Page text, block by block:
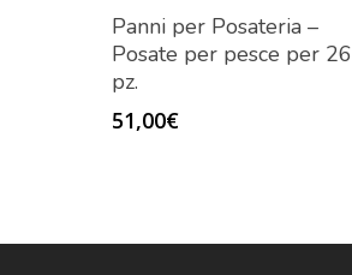
Panni per Posateria –
Posate per pesce per 26
pz.
51,00€